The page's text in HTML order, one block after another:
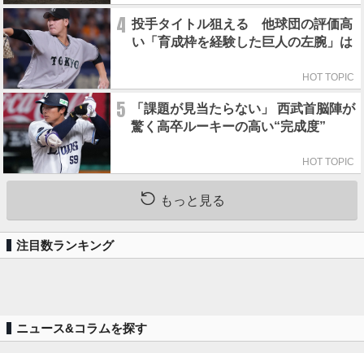
4 投手タイトル狙える 他球団の評価高
い「育成枠を経験した巨人の左腕」は
HOT TOPIC
5
「課題が見当たらない」 西武首脳陣が
驚く高卒ルーキーの高い“完成度”
HOT TOPIC
もっと見る
注目数ランキング
ニュース&コラムを探す